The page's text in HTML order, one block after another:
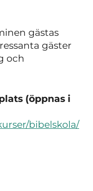
gästas
gäster
och
(öppnas i
bibelskola/